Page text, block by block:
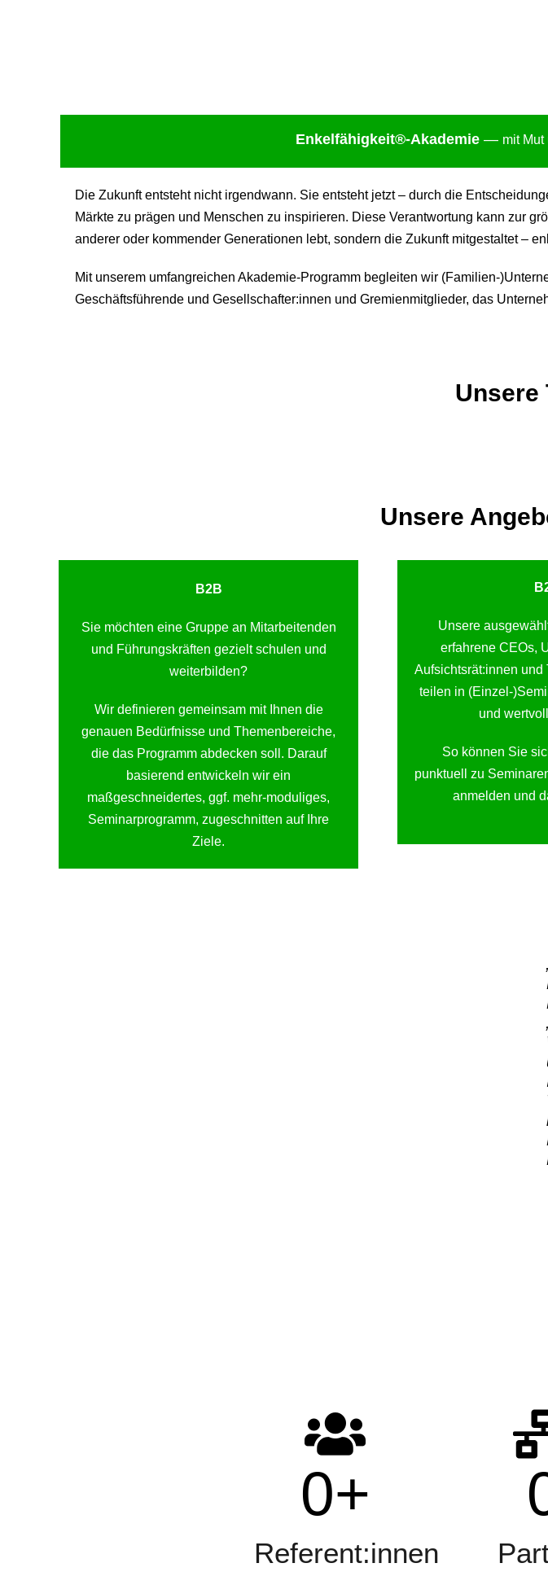
Enkelfähigkeit®-Akademie — mit
Die Zukunft entsteht nicht irgendwann. Sie entsteht jetzt – durch die
Märkte zu prägen und Menschen zu inspirieren. Diese Verantwortung kann zur
anderer oder kommender Generationen lebt, sondern die Zukunft mitgestaltet –
Mit unserem umfangreichen Akademie-Programm begleiten wir (Familien-
Geschäftsführende und Gesellschafter:innen und Gremienmitglieder, das
Unsere
Unsere
B2B
Sie möchten eine Gruppe an Mitarbeitenden
und Führungskräften gezielt schulen und
weiterbilden?
Wir definieren gemeinsam mit Ihnen die
genauen Bedürfnisse und Themenbereiche,
die das Programm abdecken soll. Darauf
basierend entwickeln wir ein
maßgeschneidertes, ggf. mehr-moduliges,
Seminarprogramm, zugeschnitten auf Ihre
Ziele.
Unsere
erfahrene CEOs,
Aufsichtsrät:innen und
teilen in (Einzel-
und
So können Sie
punktuell zu
anmelden und
0+
Referent:innen